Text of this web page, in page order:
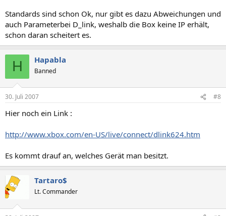
Standards sind schon Ok, nur gibt es dazu Abweichungen und
auch Parameterbei D_link, weshalb die Box keine IP erhält,
schon daran scheitert es.
H Hapabla
Banned
30. Juli 2007 #8
Hier noch ein Link :
http://www.xbox.com/en-US/live/connect/dlink624.htm
Es kommt drauf an, welches Gerät man besitzt.
Tartaro$
Lt. Commander